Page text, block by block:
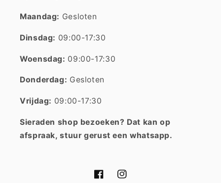
Maandag: Gesloten
Dinsdag: 09:00-17:30
Woensdag: 09:00-17:30
Donderdag: Gesloten
Vrijdag: 09:00-17:30
Sieraden shop bezoeken? Dat kan op
afspraak, stuur gerust een whatsapp.
FacebookInstagram